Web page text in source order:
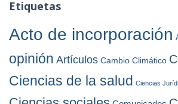
s
h
v
o
s
Etiquetas
Acto de incorporación
opinión Artículos Cambio Climático
Ciencias de la salud Ciencias